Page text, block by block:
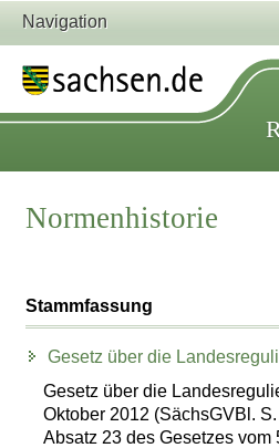
Navigation
Normenhistorie
Stammfassung
Gesetz über die
Gesetz über die
Oktober 2012 (SächsGVBl.
Absatz 23 des Gesetzes vom